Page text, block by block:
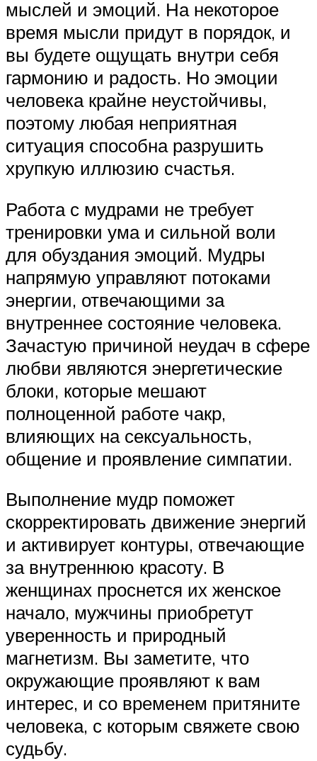
мыслей и эмоций. На некоторое
время мысли придут в порядок, и
вы будете ощущать внутри себя
гармонию и радость. Но эмоции
человека крайне неустойчивы,
поэтому любая неприятная
ситуация способна разрушить
хрупкую иллюзию счастья.
Работа с мудрами не требует
тренировки ума и сильной воли
для обуздания эмоций. Мудры
напрямую управляют потоками
энергии, отвечающими за
внутреннее состояние человека.
Зачастую причиной неудач в сфере
любви являются энергетические
блоки, которые мешают
полноценной работе чакр,
влияющих на сексуальность,
общение и проявление симпатии.
Выполнение мудр поможет
скорректировать движение энергий
и активирует контуры, отвечающие
за внутреннюю красоту. В
женщинах проснется их женское
начало, мужчины приобретут
уверенность и природный
магнетизм. Вы заметите, что
окружающие проявляют к вам
интерес, и со временем притяните
человека, с которым свяжете свою
судьбу.